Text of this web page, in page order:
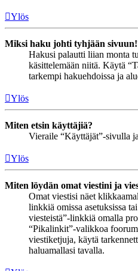
Ylös
Miksi haku johti tyhjään
Hakusi palautti liian monta
käsittelemään niitä. Käytä
tarkempi hakuehdoissa ja
Ylös
Miten etsin käyttäjiä?
Vieraile “Käyttäjät”-sivulla
Ylös
Miten löydän omat viestini ja
Omat viestisi näet
linkkiä omissa asetuksissa
viesteistä”-linkkiä omalla
“Pikalinkit”-valikkoa
viestiketjuja, käytä
haluamallasi tavalla.